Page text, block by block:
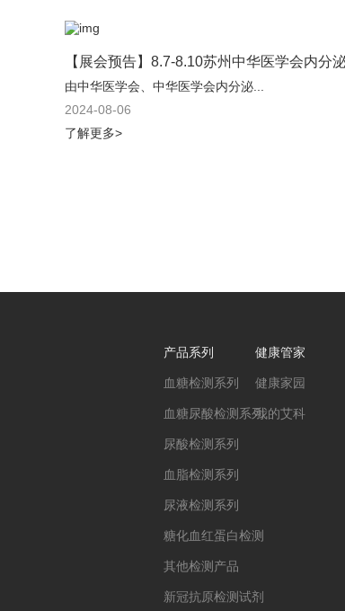
由中华医学会、中华医学会内分泌...
2024-08-06
了解更多>
产品系列
血糖检测系列
血糖尿酸检测系列
尿酸检测系列
血脂检测系列
尿液检测系列
糖化血红蛋白检测
其他检测产品
新冠抗原检测试剂
健康管家
健康家园
我的艾科